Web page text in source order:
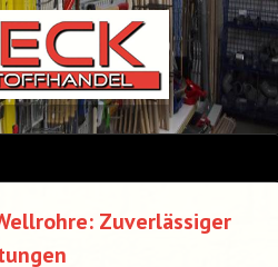
Zuverlässiger